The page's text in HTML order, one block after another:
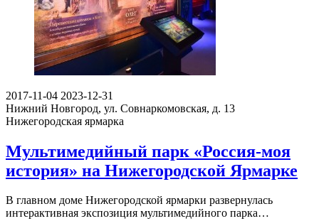
2017-11-04 2023-12-31
Нижний Новгород, ул. Совнаркомовская, д. 13
Нижегородская ярмарка
Мультимедийный парк «Россия-моя
история» на Нижегородской Ярмарке
В главном доме Нижегородской ярмарки развернулась
интерактивная экспозиция мультимедийного парка…